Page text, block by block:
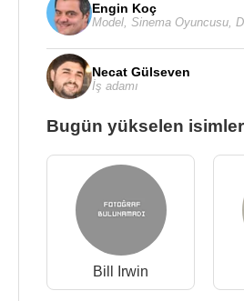
Engin Koç
Model Sinema Oyuncusu
Necat Gülseven
İş adamı
Bugün yükselen isimler
Bill Irwin